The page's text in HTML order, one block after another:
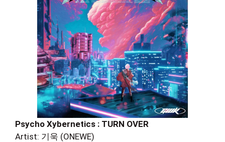
Psycho Xybernetics : TURN OVER
Artist: 기욱 (ONEWE)